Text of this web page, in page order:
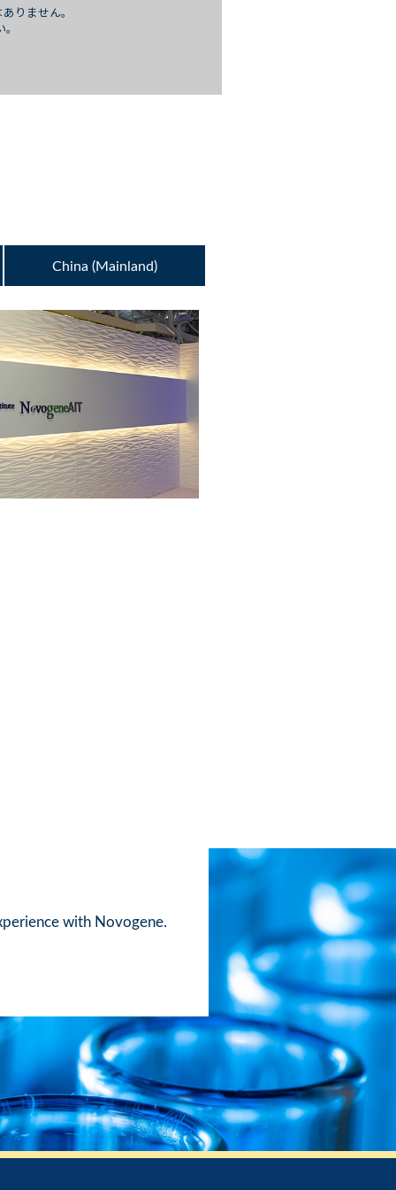
りません。
China (Mainland)
with Novogene.